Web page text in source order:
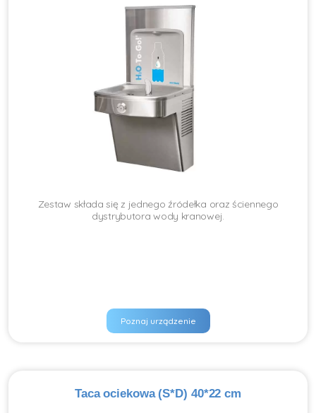
Zestaw składa się z jednego źródełka oraz ściennego
dystrybutora wody kranowej.
Poznaj urządzenie
Taca ociekowa (S*D) 40*22 cm